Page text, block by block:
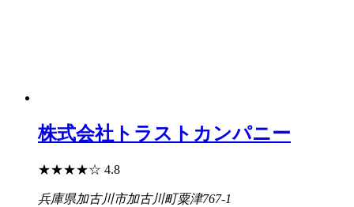
株式会社トラストカンパニー
★★★★☆ 4.8
兵庫県加古川市加古川町粟津767-1